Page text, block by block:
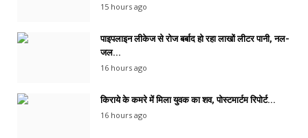
15 hours ago
पाइपलाइन लीकेज से रोज बर्बाद हो रहा लाखों लीटर पानी, नल-
जल...
16 hours ago
किराये के कमरे में मिला युवक का शव, पोस्टमार्टम रिपोर्ट...
16 hours ago